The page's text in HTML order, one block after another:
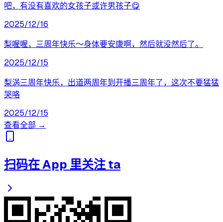
吧，有没有喜欢的女孩子或许男孩子😋
2025/12/16
梨喔喔，三周年快乐～身体要安康啊，然后就没然后了。
2025/12/15
梨涡三周年快乐，出道两周年到开播三周年了，这次不要猛猛
哭咯
2025/12/15
查看全部 →
扫码在 App 里关注 ta